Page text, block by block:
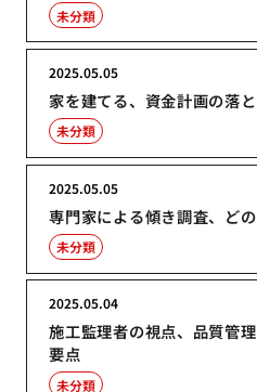
未分類
家を建てる、資金計画の落
2025.05.05
未分類
専門家による傾き調査、ど
2025.05.05
未分類
施工監理者の視点、品質管
要点
2025.05.04
未分類